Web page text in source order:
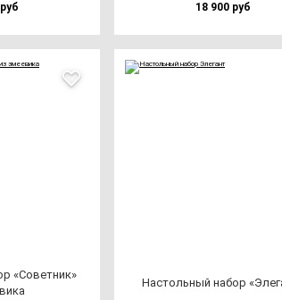
18 900 руб
«Совет­ник»
Нас­толь­ный на­бор